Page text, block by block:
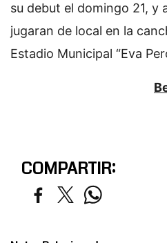
su debut el domingo 21, y
jugaran de local en la
Estadio Municipal “Eva
COMPARTIR: